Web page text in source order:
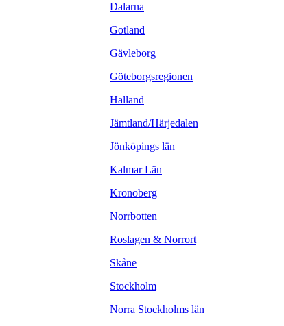
Dalarna
Gotland
Gävleborg
Göteborgsregionen
Halland
Jämtland/Härjedalen
Jönköpings län
Kalmar Län
Kronoberg
Norrbotten
Roslagen & Norrort
Skåne
Stockholm
Norra Stockholms län